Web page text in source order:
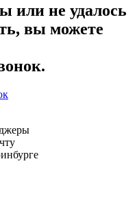
или не удалось
вы можете